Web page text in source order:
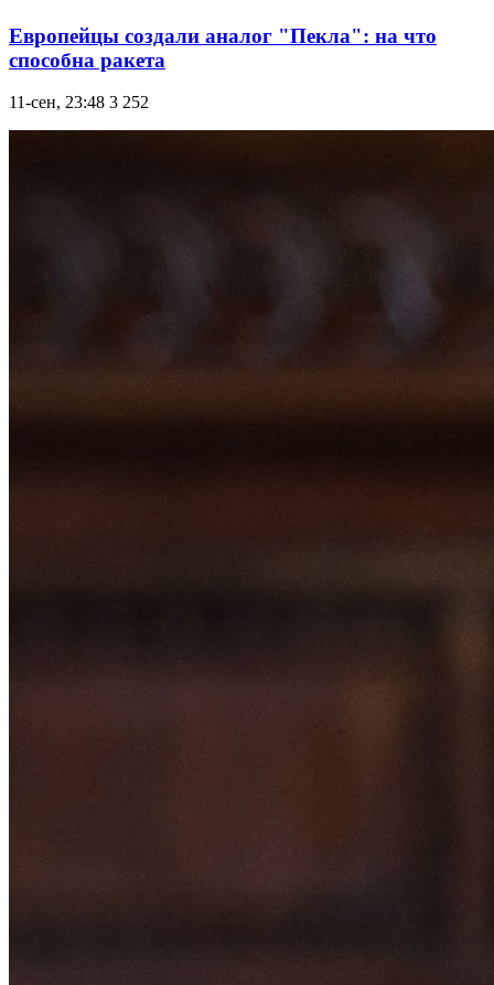
Европейцы создали аналог "Пекла": на что
способна ракета
11-сен, 23:48 3 252